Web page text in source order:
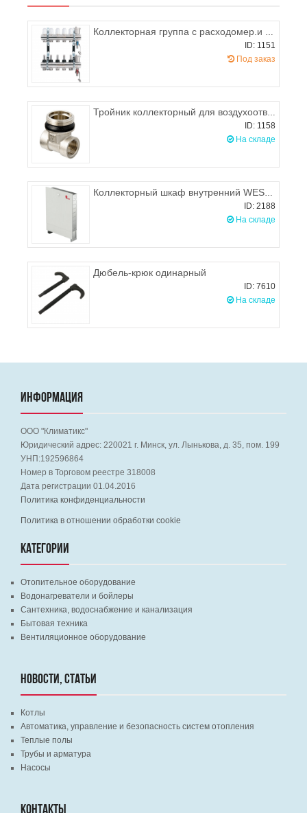
Коллекторная группа c расходомер.и воздухоотводч.в сборе 1"х3/4M PROFACTOR на 8 выходов
ID: 1151
Под заказ
Тройник коллекторный для воздухоотводчика и дренажного крана PROFACTOR
ID: 1158
На складе
Коллекторный шкаф внутренний WESTER ШРВ-7 (1351х121х671 мм)
ID: 2188
На складе
Дюбель-крюк одинарный
ID: 7610
На складе
ИНФОРМАЦИЯ
ООО "Климатикс"
Юридический адрес: 220021 г. Минск, ул. Лынькова, д. 35, пом. 199
УНП:192596864
Номер в Торговом реестре 318008
Дата регистрации 01.04.2016
Политика конфиденциальности
Политика в отношении обработки cookie
КАТЕГОРИИ
Отопительное оборудование
Водонагреватели и бойлеры
Сантехника, водоснабжение и канализация
Бытовая техника
Вентиляционное оборудование
НОВОСТИ, СТАТЬИ
Котлы
Автоматика, управление и безопасность систем отопления
Теплые полы
Трубы и арматура
Насосы
КОНТАКТЫ